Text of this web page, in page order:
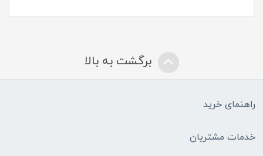
برگشت به بالا
راهنمای خرید
خدمات مشتریان